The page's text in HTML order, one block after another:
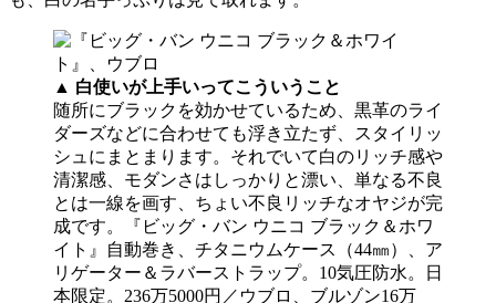
▲ 白使いが上手いってこういうこと
随所にブラックを効かせているため、黒革のライ
ダーズなどに合わせても浮き立たず、スタイリッ
シュにまとまります。それでいて白のリッチ感や
清潔感、モダンさはしっかりと漂い、単なる不良
とは一線を画す、ちょい不良リッチなオヤジが完
成です。『ビッグ・バン ウニコ ブラック＆ホワ
イト』自動巻き、チタニウムケース（44㎜）、ア
リゲーター＆ラバーストラップ。10気圧防水。日
本限定。236万5000円／ウブロ、ブルゾン16万